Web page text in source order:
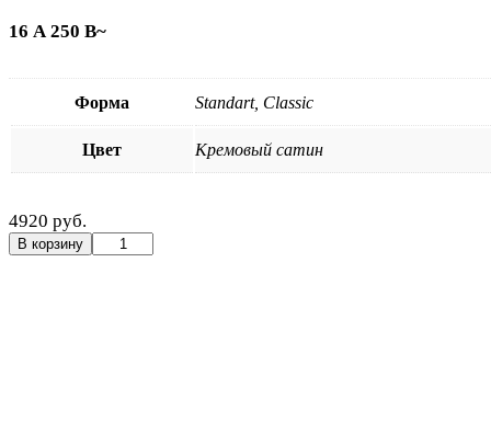
16 А 250 В~
Форма Standart, Classic
Цвет Кремовый сатин
4920 руб.
В корзину Количество
товара